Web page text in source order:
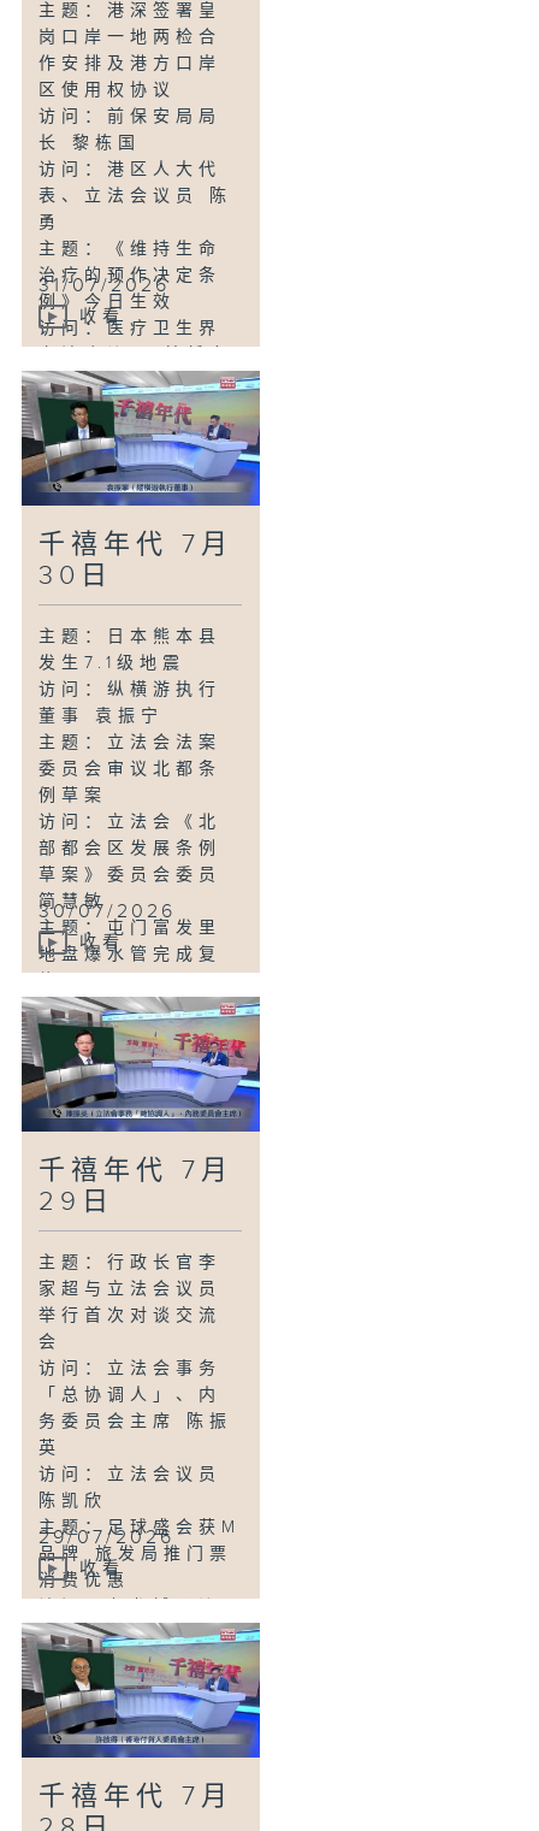
访问：港九搭棚同
敬工会理事长 何炳
德
主题：「1823」引
进AI大数据试行语
音辨识提升处理效
率
访问：立法会议员
吴杰庄
主题：土瓜湾街市
一鱼档鱼缸水样验
出霍乱弧菌
访问：家庭医生 林
主题：港深签署皇
岗口岸一地两检合
作安排及港方口岸
区使用权协议
访问：前保安局局
长 黎栋国
访问：港区人大代
表、立法会议员 陈
勇
主题：《维持生命
治疗的预作决定条
例》今日生效
访问：医疗卫生界
主题：教育局公布
「私立学校名册」
列出91所私校供家
长选校时参考
访问：教育界立法
主题：屯兴路紧急
水管维修工程完成
访问：国际管綫专
主题：男子被伪冒
父亲WhatsApp语
音讯息骗去逾千万
访问：警务处网络
安全及科技罪案调
查科总督察 黄长兴
主题：红十字会公
布香港灾害风险与
应对能力地图研究
结果 倡加强新界北
防灾规划
访问：香港红十字
会行政总裁／秘书
31/07/2026
收看
千禧年代 7月
30日
主题：日本熊本县
发生7.1级地震
访问：纵横游执行
董事 袁振宁
主题：立法会法案
委员会审议北都条
例草案
访问：立法会《北
部都会区发展条例
草案》委员会委员
简慧敏
主题：屯门富发里
地盘爆水管完成复
访问：新界西北立
法会议员 周浩鼎
主题：议员就东区
停水提四项建议
访问：港岛东立法
主题：食环署打击
无牌小贩拘捕14人
检获600公斤食物
总督察(小贩) 陈思
敏
主题：团体为乐华
南邨长者装大门感
应器 半年处理226
次警报
访问：观塘区议员
李嘉恒
主题：房署拟试行
公共屋邨设共享单
车专属泊位
访问：沙田区议员
陈坛丹
30/07/2026
收看
千禧年代 7月
29日
主题：行政长官李
家超与立法会议员
举行首次对谈交流
会
访问：立法会事务
「总协调人」、内
务委员会主席 陈振
英
访问：立法会议员
陈凯欣
主题：足球盛会获M
品牌 旅发局推门票
消费优惠
员 黄文莉
访问：香港专业教
育学院酒店及旅游
系系主任 黄家荣
主题：厄尔尼诺现
创新高
访问：香港中文大
29/07/2026
收看
千禧年代 7月